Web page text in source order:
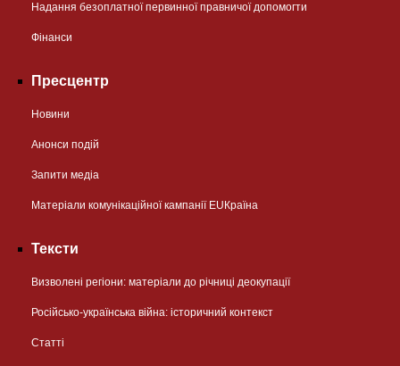
Надання безоплатної первинної правничої допомогти
Фінанси
Пресцентр
Новини
Анонси подій
Запити медіа
Матеріали комунікаційної кампанії EUКраїна
Тексти
Визволені регіони: матеріали до річниці деокупації
Російсько-українська війна: історичний контекст
Статті